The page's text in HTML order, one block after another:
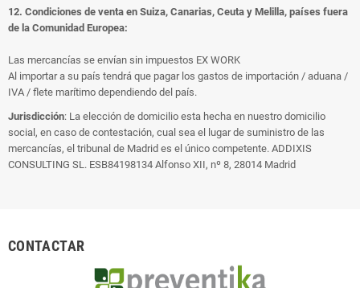
12. Condiciones de venta en Suiza, Canarias, Ceuta y Melilla, países fuera
de la Comunidad Europea:
Las mercancías se envían sin impuestos EX WORK
Al importar a su país tendrá que pagar los gastos de importación / aduana /
IVA / flete marítimo dependiendo del país.
Jurisdicción: La elección de domicilio esta hecha en nuestro domicilio
social, en caso de contestación, cual sea el lugar de suministro de las
mercancías, el tribunal de Madrid es el único competente. ADDIXIS
CONSULTING SL. ESB84198134 Alfonso XII, nº 8, 28014 Madrid
CONTACTAR